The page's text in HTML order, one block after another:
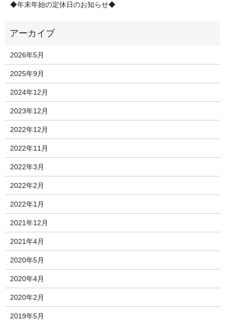
◆年末年始の定休日のお知らせ◆
2026年5月
2025年9月
2024年12月
2023年12月
2022年12月
2022年11月
2022年3月
2022年2月
2022年1月
2021年12月
2021年4月
2020年5月
2020年4月
2020年2月
2019年5月